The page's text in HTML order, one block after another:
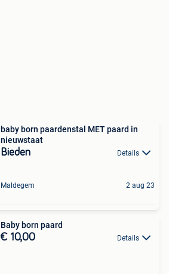
baby born paardenstal MET paard in
nieuwstaat
Bieden Details
Maldegem 2 aug 23
Baby born paard
€ 10,00 Details